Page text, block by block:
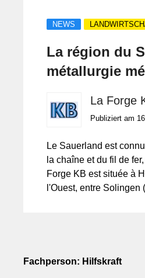
NEWS
La région du
métallurgie
La Forge
Publiziert am
Le Sauerland est
la chaîne et du fil de
Forge KB est située à
l'Ouest, entre
Fachperson: Hilfskraft